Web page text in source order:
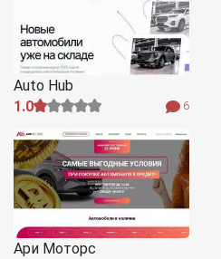
Auto Hub
1.0
6
Ари Моторс